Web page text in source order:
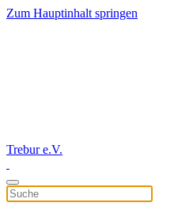
Zum Hauptinhalt springen
Trebur e.V.